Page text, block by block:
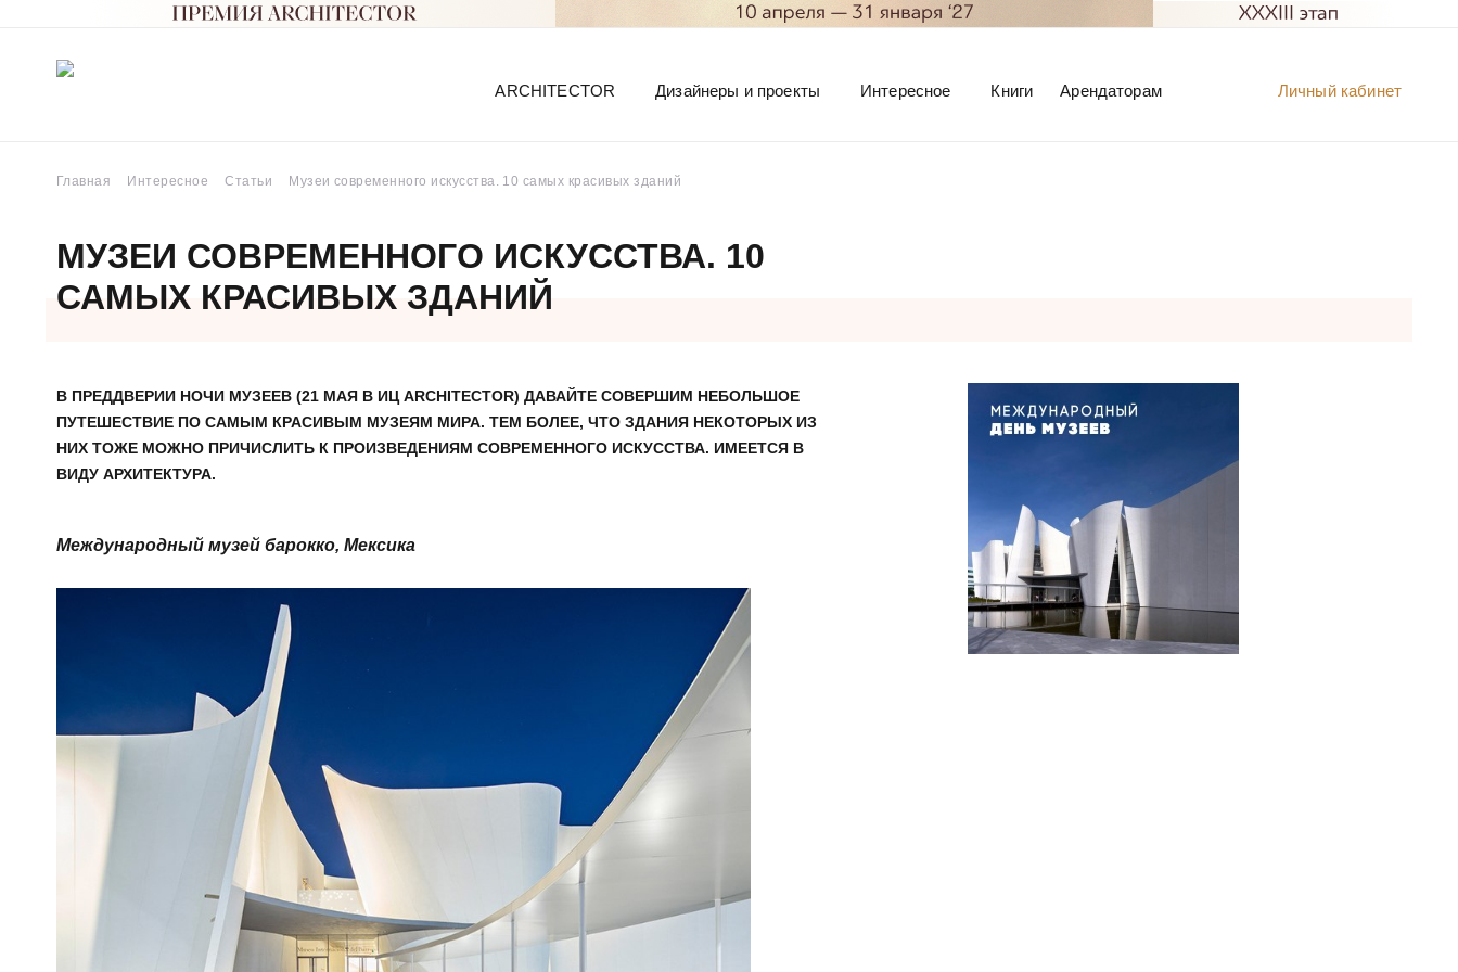
Личный кабинет
ARCHITECTOR Дизайнеры и проекты Интересное Книги Арендаторам
Главная Интересное Статьи Музеи современного искусства. 10 самых красивых зданий
МУЗЕИ СОВРЕМЕННОГО ИСКУССТВА. 10
САМЫХ КРАСИВЫХ ЗДАНИЙ
В ПРЕДДВЕРИИ НОЧИ МУЗЕЕВ (21 МАЯ В ИЦ ARCHITECTOR) ДАВАЙТЕ СОВЕРШИМ НЕБОЛЬШОЕ
ПУТЕШЕСТВИЕ ПО САМЫМ КРАСИВЫМ МУЗЕЯМ МИРА. ТЕМ БОЛЕЕ, ЧТО ЗДАНИЯ НЕКОТОРЫХ ИЗ
НИХ ТОЖЕ МОЖНО ПРИЧИСЛИТЬ К ПРОИЗВЕДЕНИЯМ СОВРЕМЕННОГО ИСКУССТВА. ИМЕЕТСЯ В
ВИДУ АРХИТЕКТУРА.
Международный музей барокко, Мексика